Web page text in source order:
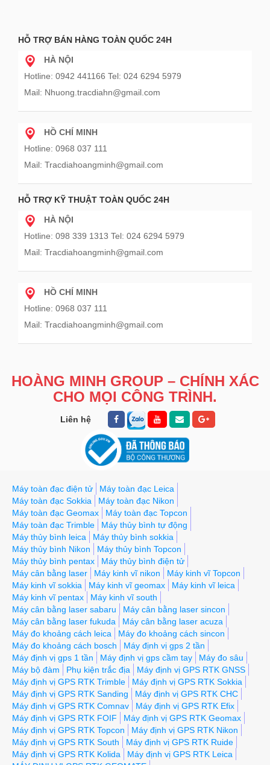
HỖ TRỢ BÁN HÀNG TOÀN QUỐC 24H
HÀ NỘI
Hotline: 0942 441166 Tel: 024 6294 5979
Mail: Nhuong.tracdiahn@gmail.com
HỒ CHÍ MINH
Hotline: 0968 037 111
Mail: Tracdiahoangminh@gmail.com
HỖ TRỢ KỸ THUẬT TOÀN QUỐC 24H
HÀ NỘI
Hotline: 098 339 1313 Tel: 024 6294 5979
Mail: Tracdiahoangminh@gmail.com
HỒ CHÍ MINH
Hotline: 0968 037 111
Mail: Tracdiahoangminh@gmail.com
HOÀNG MINH GROUP – CHÍNH XÁC
CHO MỌI CÔNG TRÌNH.
Liên hệ
Máy toàn đạc điện tử
Máy toàn đạc Leica
Máy toàn đạc Sokkia
Máy toàn đạc Nikon
Máy toàn đạc Geomax
Máy toàn đạc Topcon
Máy toàn đạc Trimble
Máy thủy bình tự động
Máy thủy bình leica
Máy thủy bình sokkia
Máy thủy bình Nikon
Máy thủy bình Topcon
Máy thủy bình pentax
Máy thủy bình điện tử
Máy cân bằng laser
Máy kinh vĩ nikon
Máy kinh vĩ Topcon
Máy kinh vĩ sokkia
Máy kinh vĩ geomax
Máy kinh vĩ leica
Máy kinh vĩ pentax
Máy kinh vĩ south
Máy cân bằng laser sabaru
Máy cân bằng laser sincon
Máy cân bằng laser fukuda
Máy cân bằng laser acuza
Máy đo khoảng cách leica
Máy đo khoảng cách sincon
Máy đo khoảng cách bosch
Máy định vị gps 2 tần
Máy định vị gps 1 tần
Máy định vị gps cầm tay
Máy đo sâu
Máy bộ đàm
Phụ kiện trắc địa
Máy định vị GPS RTK GNSS
Máy định vị GPS RTK Trimble
Máy định vị GPS RTK Sokkia
Máy định vị GPS RTK Sanding
Máy định vị GPS RTK CHC
Máy định vị GPS RTK Comnav
Máy định vị GPS RTK Efix
Máy định vị GPS RTK FOIF
Máy định vị GPS RTK Geomax
Máy định vị GPS RTK Topcon
Máy định vị GPS RTK Nikon
Máy định vị GPS RTK South
Máy định vị GPS RTK Ruide
Máy định vị GPS RTK Kolida
Máy định vị GPS RTK Leica